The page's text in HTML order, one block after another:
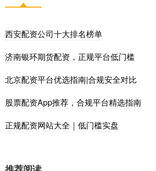
西安配资公司十大排名榜单
济南银环期货配资，正规平台低门槛
北京配资平台优选指南|合规安全对比
股票配资App推荐，合规平台精选指南
正规配资网站大全｜低门槛实盘